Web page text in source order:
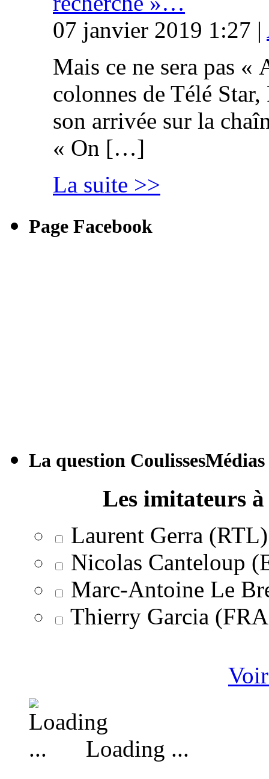
07 janvier 2019 1:27 |
Mais ce ne sera pas «
colonnes de Télé
son arrivée sur la
« On […]
La suite >>
Page Facebook
La question CoulissesMédias
Les imitateurs
Laurent Gerra (RTL)
Nicolas Canteloup
Marc-Antoine Le
Thierry Garcia
Loading ...